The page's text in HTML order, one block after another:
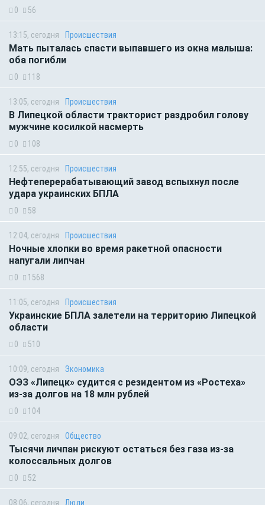
0 56
13:15, сегодня Происшествия
Мать пыталась спасти выпавшего из окна малыша:
оба погибли
0 118
13:05, сегодня Происшествия
В Липецкой области тракторист раздробил голову
мужчине косилкой насмерть
0 108
12:55, сегодня Происшествия
Нефтеперерабатывающий завод вспыхнул после
удара украинских БПЛА
0 58
12:04, сегодня Происшествия
Ночные хлопки во время ракетной опасности
напугали липчан
0 1568
11:05, сегодня Происшествия
Украинские БПЛА залетели на территорию Липецкой
области
0 510
10:09, сегодня Экономика
ОЭЗ «Липецк» судится с резидентом из «Ростеха»
из-за долгов на 18 млн рублей
0 104
09:02, сегодня Общество
Тысячи личпан рискуют остаться без газа из-за
колоссальных долгов
0 52
08:06, сегодня Люди